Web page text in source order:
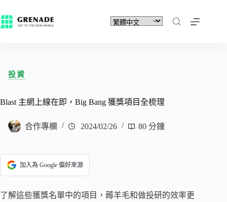
投資
Blast 主網上線在即，Big Bang 獲獎項目全梳理
合作專欄 2024/02/26 80 分鐘
加入為 Google 偏好來源
了解這些獲獎名單中的項目，薅羊毛和做投研的效率更